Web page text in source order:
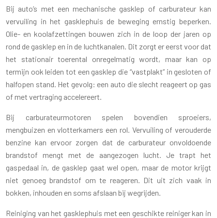
Bij auto’s met een mechanische gasklep of carburateur kan
vervuiling in het gasklephuis de beweging ernstig beperken.
Olie- en koolafzettingen bouwen zich in de loop der jaren op
rond de gasklep en in de luchtkanalen. Dit zorgt er eerst voor dat
het stationair toerental onregelmatig wordt, maar kan op
termijn ook leiden tot een gasklep die “vastplakt” in gesloten of
halfopen stand. Het gevolg: een auto die slecht reageert op gas
of met vertraging accelereert.
Bij carburateurmotoren spelen bovendien sproeiers,
mengbuizen en vlotterkamers een rol. Vervuiling of verouderde
benzine kan ervoor zorgen dat de carburateur onvoldoende
brandstof mengt met de aangezogen lucht. Je trapt het
gaspedaal in, de gasklep gaat wel open, maar de motor krijgt
niet genoeg brandstof om te reageren. Dit uit zich vaak in
bokken, inhouden en soms afslaan bij wegrijden.
Reiniging van het gasklephuis met een geschikte reiniger kan in